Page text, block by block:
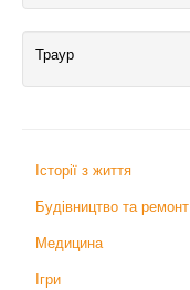
Траур
Історії з життя
Будівництво та ремонт
Медицина
Ігри